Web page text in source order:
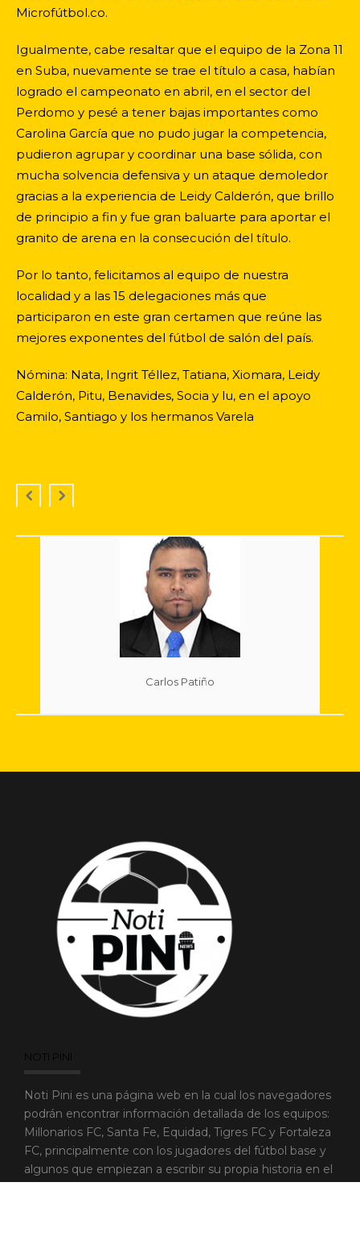
Microfútbol.co.
Igualmente, cabe resaltar que el equipo de la Zona 11
en Suba, nuevamente se trae el título a casa, habían
logrado el campeonato en abril, en el sector del
Perdomo y pesé a tener bajas importantes como
Carolina García que no pudo jugar la competencia,
pudieron agrupar y coordinar una base sólida, con
mucha solvencia defensiva y un ataque demoledor
gracias a la experiencia de Leidy Calderón, que brillo
de principio a fin y fue gran baluarte para aportar el
granito de arena en la consecución del título.
Por lo tanto, felicitamos al equipo de nuestra
localidad y a las 15 delegaciones más que
participaron en este gran certamen que reúne las
mejores exponentes del fútbol de salón del país.
Nómina: Nata, Ingrit Téllez, Tatiana, Xiomara, Leidy
Calderón, Pitu, Benavides, Socia y lu, en el apoyo
Camilo, Santiago y los hermanos Varela
Carlos Patiño
NOTI PINI
Noti Pini es una página web en la cual los navegadores
podrán encontrar información detallada de los equipos:
Millonarios FC, Santa Fe, Equidad, Tigres FC y Fortaleza
FC, principalmente con los jugadores del fútbol base y
algunos que empiezan a escribir su propia historia en el